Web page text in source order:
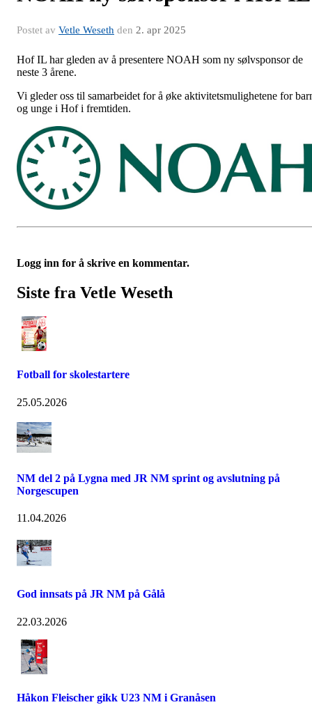
Postet av Vetle Weseth den 2. apr 2025
Hof IL har gleden av å presentere NOAH som ny sølvsponsor de
neste 3 årene.
Vi gleder oss til samarbeidet for å øke aktivitetsmulighetene for
og unge i Hof i fremtiden.
Logg inn for å skrive en kommentar.
Siste fra Vetle Weseth
Fotball for skolestartere
25.05.2026
NM del 2 på Lygna med JR NM sprint og avslutning på
Norgescupen
11.04.2026
God innsats på JR NM på Gålå
22.03.2026
Håkon Fleischer gikk U23 NM i Granåsen